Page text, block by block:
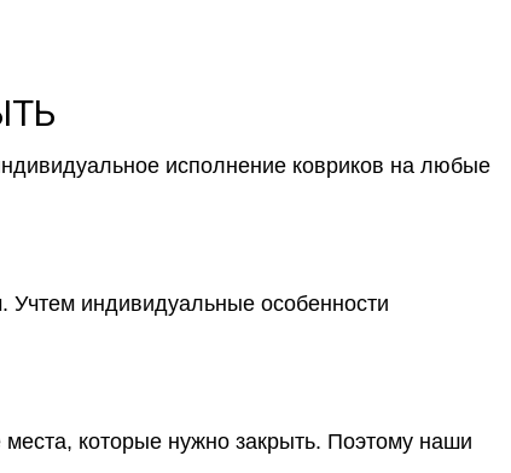
исполнение ковриков на любые
индивидуальные особенности
которые нужно закрыть. Поэтому наши